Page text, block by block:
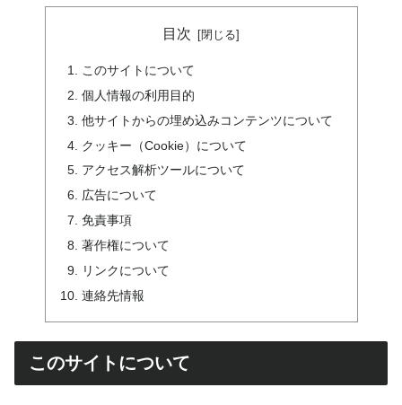
目次
このサイトについて
個人情報の利用目的
他サイトからの埋め込みコンテンツについて
クッキー（Cookie）について
アクセス解析ツールについて
広告について
免責事項
著作権について
リンクについて
連絡先情報
このサイトについて